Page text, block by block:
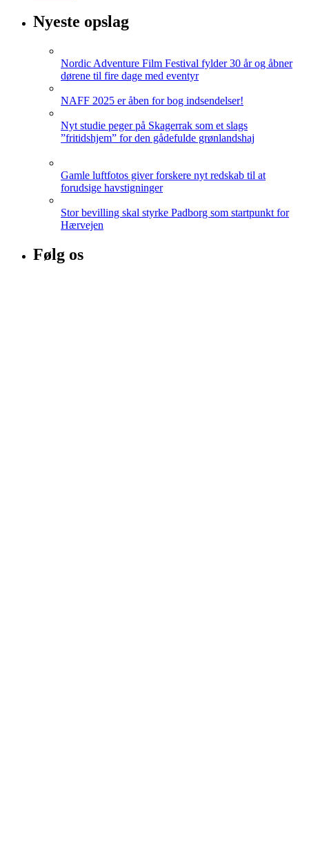
Nyeste opslag
Nordic Adventure Film Festival fylder 30 år og åbner
dørene til fire dage med eventyr
NAFF 2025 er åben for bog indsendelser!
Nyt studie peger på Skagerrak som et slags
”fritidshjem” for den gådefulde grønlandshaj
Gamle luftfotos giver forskere nyt redskab til at
forudsige havstigninger
Stor bevilling skal styrke Padborg som startpunkt for
Hærvejen
Følg os